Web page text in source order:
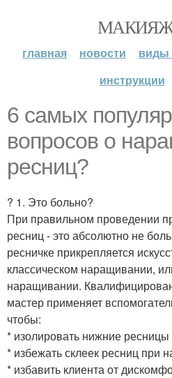
МАКИЯЖ
главная новости виды
инструкции
6 самых
вопросов о
ресниц?
? 1. Это больно?
При правильном проведении
ресниц - это абсолютно не
ресничке прикрепляется
классическом наращивании,
наращивании.
мастер применяет
чтобы:
* изолировать нижние ресницы
* избежать склеек ресниц при
* избавить клиента от